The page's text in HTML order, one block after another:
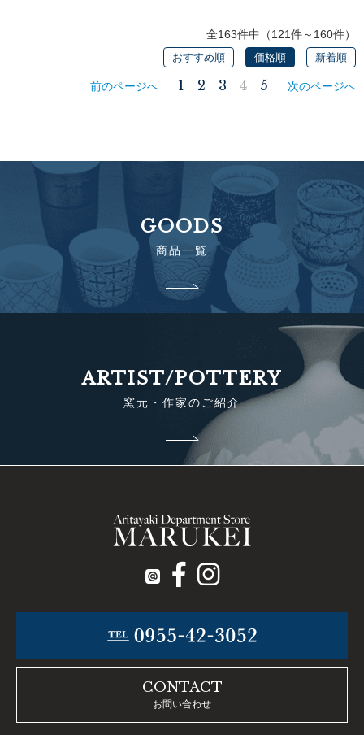
全163件中（121件～160件）
おすすめ順 価格順 新着順
前のページへ 1 2 3 4 5 次のページへ
GOODS
商品一覧
ARTIST/POTTERY
窯元・作家のご紹介
CONTACT
お問い合わせ